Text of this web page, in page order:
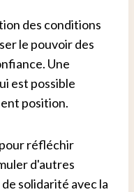
des conditions
le pouvoir des
Une
est possible
position.
réfléchir
d'autres
solidarité avec la